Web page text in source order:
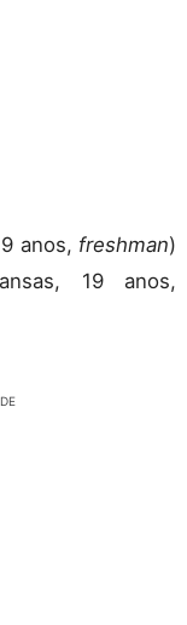
anos, freshman)
19 anos,